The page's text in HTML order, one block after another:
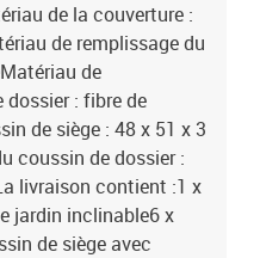
de la couverture :
de remplissage du
de
: fibre de
de siège : 48 x 51 x 3
coussin de dossier :
livraison contient :1 x
jardin inclinable6 x
de siège avec